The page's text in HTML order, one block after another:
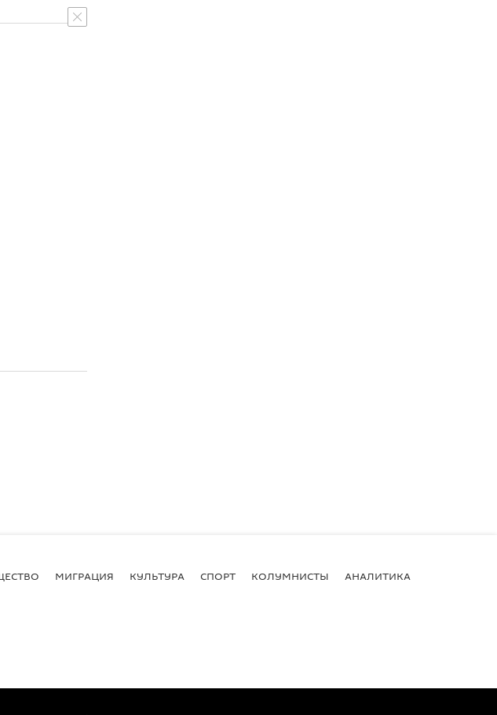
МИГРАЦИЯ КУЛЬТУРА СПОРТ КОЛУМНИСТЫ АНАЛИТИКА